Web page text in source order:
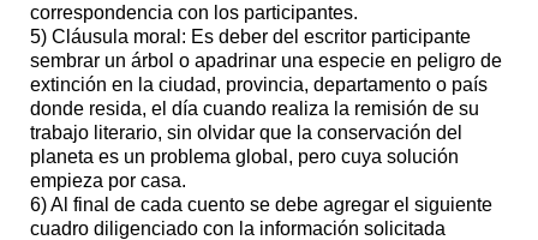
correspondencia con los participantes.
5) Cláusula moral: Es deber del escritor participante
sembrar un árbol o apadrinar una especie en peligro de
extinción en la ciudad, provincia, departamento o país
donde resida, el día cuando realiza la remisión de su
trabajo literario, sin olvidar que la conservación del
planeta es un problema global, pero cuya solución
empieza por casa.
6) Al final de cada cuento se debe agregar el siguiente
cuadro diligenciado con la información solicitada